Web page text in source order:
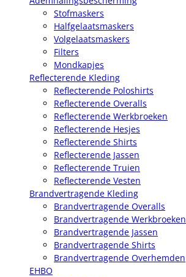
Stofmaskers
Halfgelaatsmaskers
Volgelaatsmaskers
Filters
Mondkapjes
Reflecterende Kleding
Reflecterende Poloshirts
Reflecterende Overalls
Reflecterende Werkbroeken
Reflecterende Hesjes
Reflecterende Shirts
Reflecterende Jassen
Reflecterende Truien
Reflecterende Vesten
Brandvertragende Kleding
Brandvertragende Overalls
Brandvertragende Werkbroeken
Brandvertragende Jassen
Brandvertragende Shirts
Brandvertragende Overhemden
EHBO